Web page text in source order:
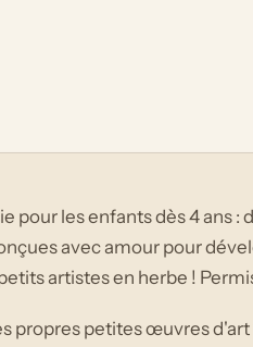
pour les enfants dès 4 ans :
avec amour pour
artistes en herbe !
propres petites œuvres d'art